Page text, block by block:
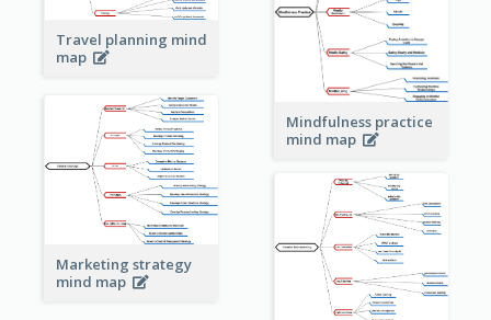
Travel planning mind
map
Mindfulness practice
mind map
Marketing strategy
mind map